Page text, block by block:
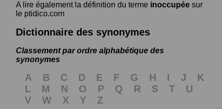
A lire également la définition du terme inoccupée sur
le ptidico.com
Dictionnaire des synonymes
Classement par ordre alphabétique des
synonymes
A B C D E F G H I J
K
L
M N O P Q R S T
U
V
W X Y Z